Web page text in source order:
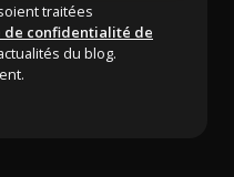
traitées
de confidentialité de
du blog.